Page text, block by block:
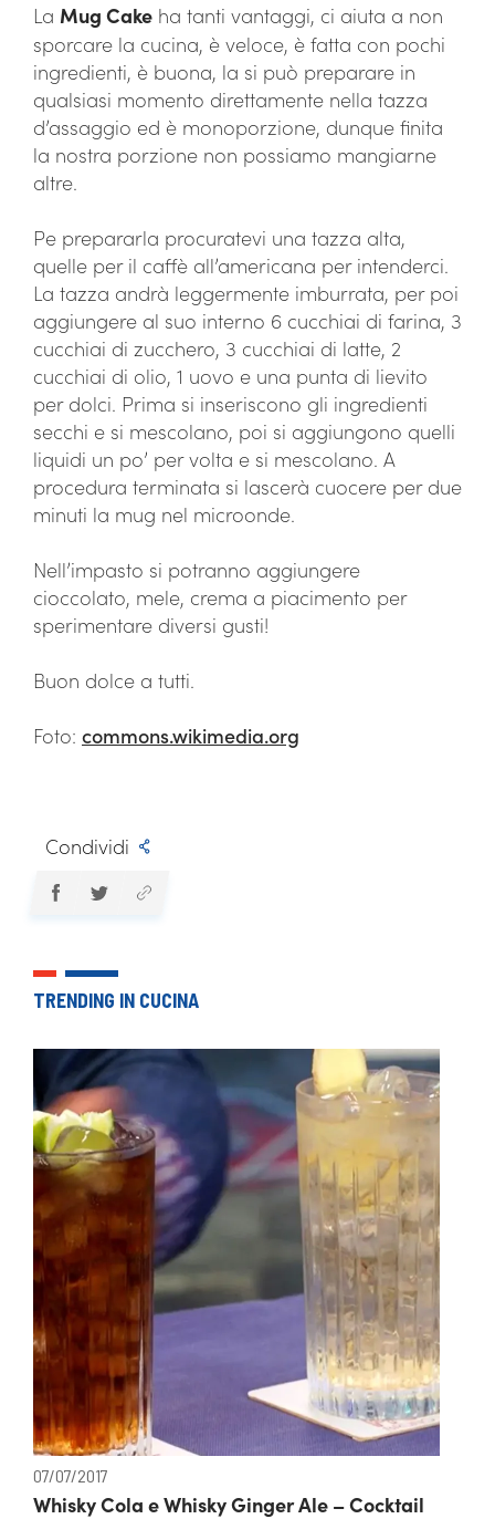
La Mug Cake ha tanti vantaggi, ci aiuta a non
sporcare la cucina, è veloce, è fatta con pochi
ingredienti, è buona, la si può preparare in
qualsiasi momento direttamente nella tazza
d’assaggio ed è monoporzione, dunque finita
la nostra porzione non possiamo mangiarne
altre.
Pe prepararla procuratevi una tazza alta,
quelle per il caffè all’americana per intenderci.
La tazza andrà leggermente imburrata, per poi
aggiungere al suo interno 6 cucchiai di farina, 3
cucchiai di zucchero, 3 cucchiai di latte, 2
cucchiai di olio, 1 uovo e una punta di lievito
per dolci. Prima si inseriscono gli ingredienti
secchi e si mescolano, poi si aggiungono quelli
liquidi un po’ per volta e si mescolano. A
procedura terminata si lascerà cuocere per due
minuti la mug nel microonde.
Nell’impasto si potranno aggiungere
cioccolato, mele, crema a piacimento per
sperimentare diversi gusti!
Buon dolce a tutti.
Foto: commons.wikimedia.org
Condividi
TRENDING IN CUCINA
07/07/2017
Whisky Cola e Whisky Ginger Ale – Cocktail